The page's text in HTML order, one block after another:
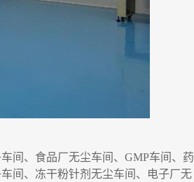
间、食品厂无尘车间、 GMP车间、药
间 、 冻干粉针剂无尘车间 、
电子厂无